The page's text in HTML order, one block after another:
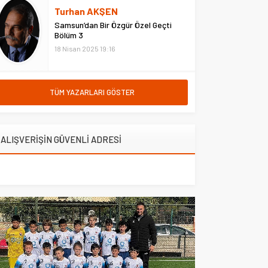
Adliyesi’nde çıkan yangına
müdahale eden Çarşı ve
Mahalle...
Turhan AKŞEN
Samsun’dan Bir Özgür Özel Geçti
Bölüm 3
18 Nisan 2025 19:16
TÜM YAZARLARI GÖSTER
ALIŞVERİŞİN GÜVENLİ ADRESİ